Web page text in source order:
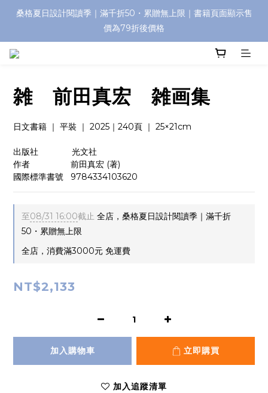
桑格夏日設計閱讀季｜滿千折50・累贈無上限｜書籍頁面顯示售
價為79折後價格
雑 前田真宏 雑画集
日文書籍 ｜ 平裝 ｜ 2025｜240頁 ｜ 25×21cm
出版社　　       光文社
作者　　　  　 前田真宏 (著)
國際標準書號   9784334103620
至08/31 16:00截止 全店，桑格夏日設計閱讀季｜滿千折
50・累贈無上限
全店，消費滿3000元 免運費
NT$2,133
加入購物車 立即購買
加入追蹤清單